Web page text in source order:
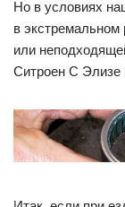
Но в условиях
в экстремальном
или
Ситроен C Элизе